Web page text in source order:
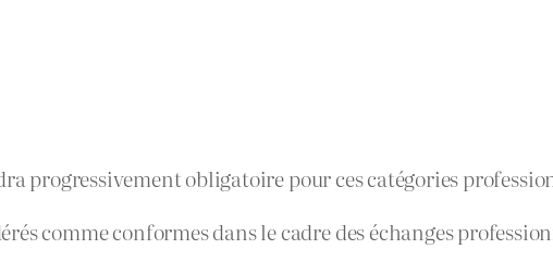
progressivement obligatoire pour ces catégories
comme conformes dans le cadre des échanges